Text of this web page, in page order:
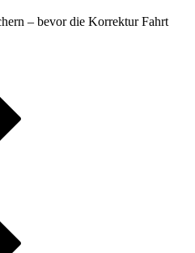
– bevor die Korrektur Fahrt